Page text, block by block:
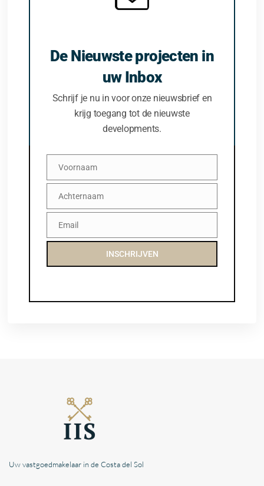
De Nieuwste projecten in
uw Inbox
Schrijf je nu in voor onze nieuwsbrief en
krijg toegang tot de nieuwste
developments.
Voornaam
Voornaam
Achternaam
Achternaam
EmailEmail
INSCHRIJVEN
Uw vastgoedmakelaar in de Costa del Sol